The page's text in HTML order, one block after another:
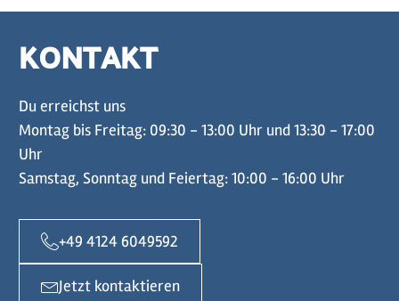
KONTAKT
Du erreichst uns
Montag bis Freitag: 09:30 - 13:00 Uhr und 13:30 - 17:00
Uhr
Samstag, Sonntag und Feiertag: 10:00 - 16:00 Uhr
+49 4124 6049592
Jetzt kontaktieren